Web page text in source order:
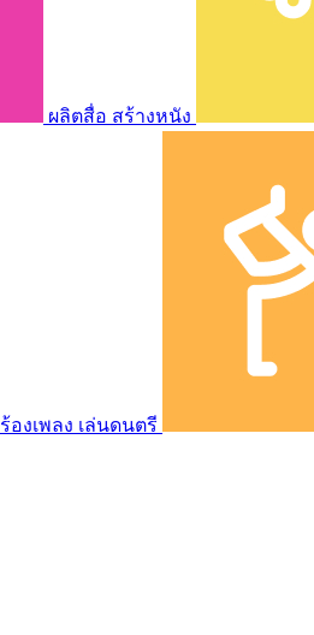
ผลิตสื่อ สร้างหนัง
ร้องเพลง เล่นดนตรี